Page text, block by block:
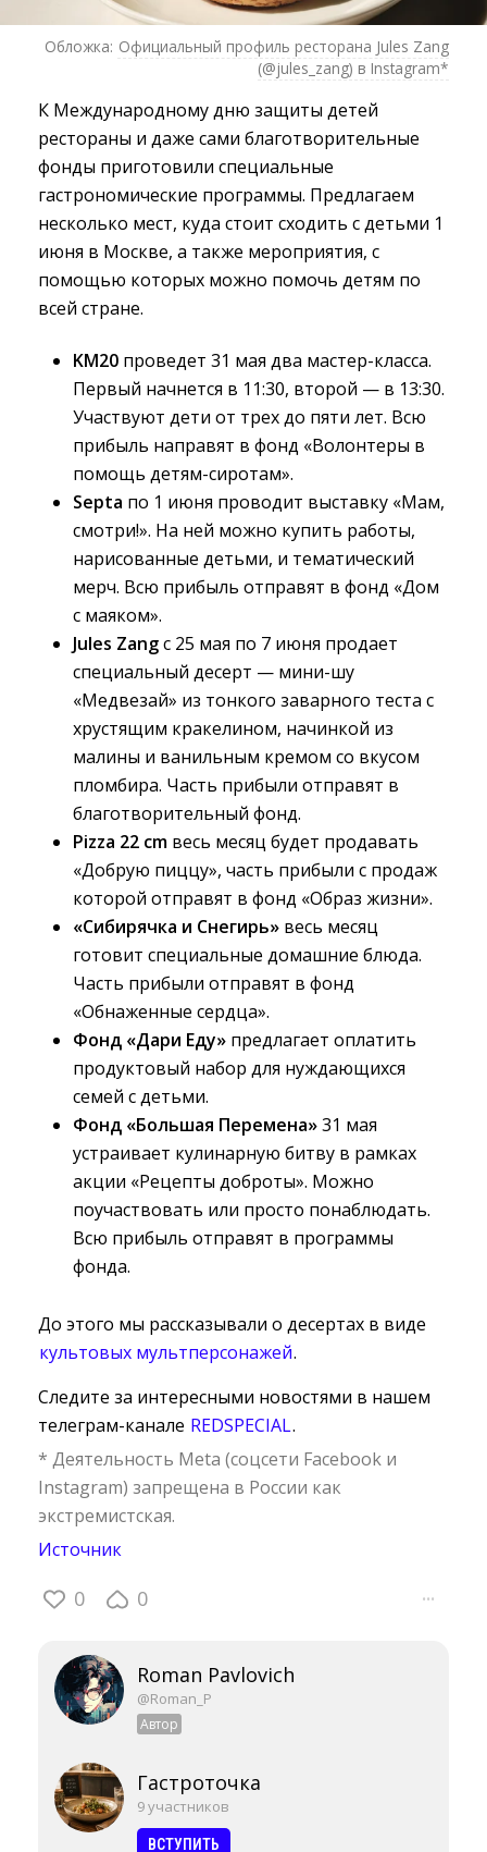
Обложка: Официальный профиль ресторана Jules Zang
(@jules_zang) в Instagram*
К Международному дню защиты детей
рестораны и даже сами благотворительные
фонды приготовили специальные
гастрономические программы. Предлагаем
несколько мест, куда стоит сходить с детьми 1
июня в Москве, а также мероприятия, с
помощью которых можно помочь детям по
всей стране.
KM20 проведет 31 мая два мастер-класса.
Первый начнется в 11:30, второй — в 13:30.
Участвуют дети от трех до пяти лет. Всю
прибыль направят в фонд «Волонтеры в
помощь детям-сиротам».
Septa по 1 июня проводит выставку «Мам,
смотри!». На ней можно купить работы,
нарисованные детьми, и тематический
мерч. Всю прибыль отправят в фонд «Дом
с маяком».
Jules Zangс 25 мая по 7 июня продает
специальный десерт — мини-шу
«Медвезай» из тонкого заварного теста с
хрустящим кракелином, начинкой из
малины и ванильным кремом со вкусом
пломбира. Часть прибыли отправят в
благотворительный фонд.
Pizza 22 cm весь месяц будет продавать
«Добрую пиццу», часть прибыли с продаж
которой отправят в фонд «Образ жизни».
«Сибирячка и Снегирь» весь месяц
готовит специальные домашние блюда.
Часть прибыли отправят в фонд
«Обнаженные сердца».
Фонд «Дари Еду» предлагает оплатить
продуктовый набор для нуждающихся
семей с детьми.
Фонд «Большая Перемена»31 мая
устраивает кулинарную битву в рамках
акции «Рецепты доброты». Можно
поучаствовать или просто понаблюдать.
Всю прибыль отправят в программы
фонда.
До этого мы рассказывали о десертах в виде
культовых мультперсонажей.
Следите за интересными новостями в нашем
телеграм-канале REDSPECIAL.
* Деятельность Meta (соцсети Facebook и
Instagram) запрещена в России как
экстремистская.
Источник
0 0 ···
Roman Pavlovich
@Roman_P
Автор
Гастроточка
9 участников
ВСТУПИТЬ